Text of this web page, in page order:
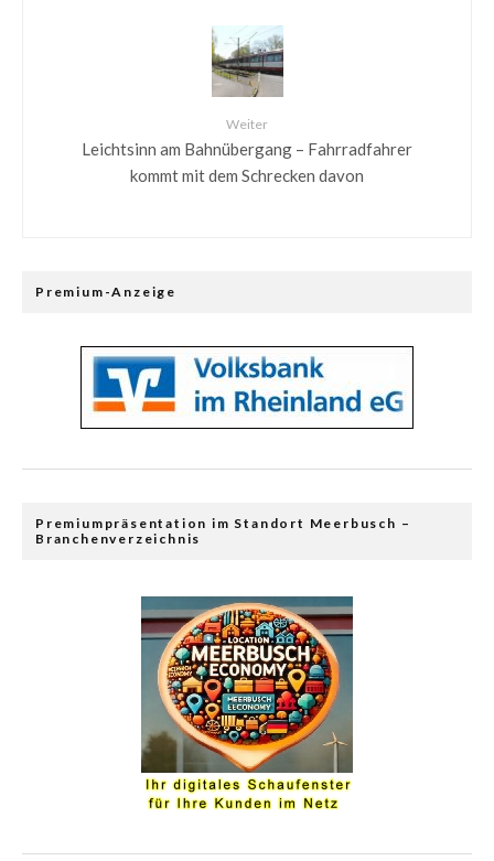
Weiter
Leichtsinn am Bahnübergang – Fahrradfahrer
kommt mit dem Schrecken davon
Premium-Anzeige
Premiumpräsentation im Standort Meerbusch –
Branchenverzeichnis